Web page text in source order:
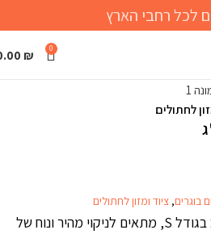
לכל רחבי הארץ
0
₪
לחתולים
בוגרים, ציוד ומזון לחתולים
מכשיר לשטיפת רגליים לכלב בגודל S, מתאים לניקוי מהיר ונוח של